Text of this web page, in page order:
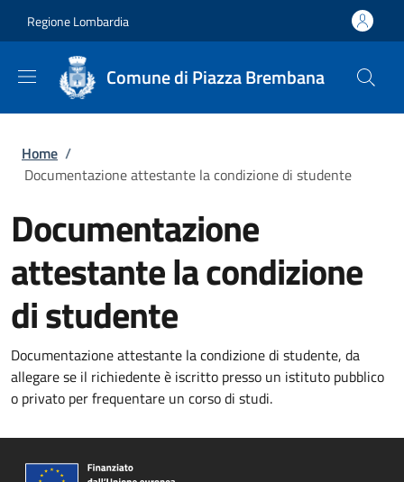
Regione Lombardia
Comune di Piazza Brembana
Briciole di pane
Home /
Documentazione attestante la condizione di studente
Documentazione
attestante la condizione
di studente
Documentazione attestante la condizione di studente, da
allegare se il richiedente è iscritto presso un istituto pubblico
o privato per frequentare un corso di studi.